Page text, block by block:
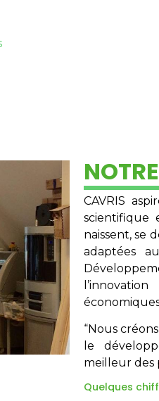
CAVRIS
scientifique
naissent, se
adaptées
“Nous
le
meilleur des
Quelques